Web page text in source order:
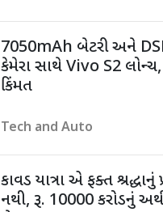
7050mAh બેટરી અને
કેમેરા સાથે Vivo S2
કિંમત
Tech and Auto
કાવડ યાત્રા એ ફક્ત શ્રદ્ધાનું
નથી, રૂ. 10000 કરોડનું